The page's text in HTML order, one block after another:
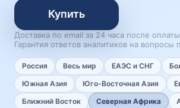
Купить
Доставка по email за 24 часа после оплаты
Гарантия ответов аналитиков на вопросы
Россия Весь мир ЕАЭС и СНГ
Южная Азия
Юго-Восточная Азия
Ближний Восток
Северная Африка